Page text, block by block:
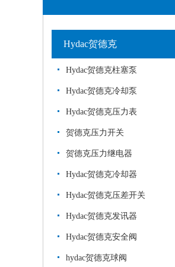
Hydac贺德克
Hydac贺德克柱塞泵
Hydac贺德克冷却泵
Hydac贺德克压力表
贺德克压力开关
贺德克压力继电器
Hydac贺德克冷却器
Hydac贺德克压差开关
Hydac贺德克发讯器
Hydac贺德克安全阀
hydac贺德克球阀